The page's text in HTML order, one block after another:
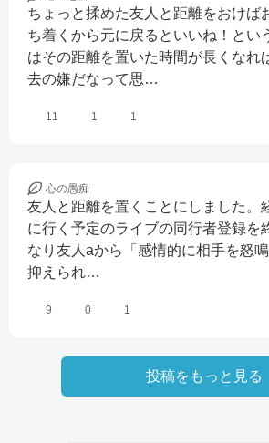
ちょっと揉めた友人と距離をおけば
ち着くから元に戻るといいね！とい
はその距離を置いた時間が長くなれ
去の嫌だなって思…
11 1 1
心の愚痴
友人と距離を置くことにしました。
に行く予定のライブの同行者登録を
なり友人aから「感情的に相手を怒
抑えられ…
9 0 1
投稿をもっと見る